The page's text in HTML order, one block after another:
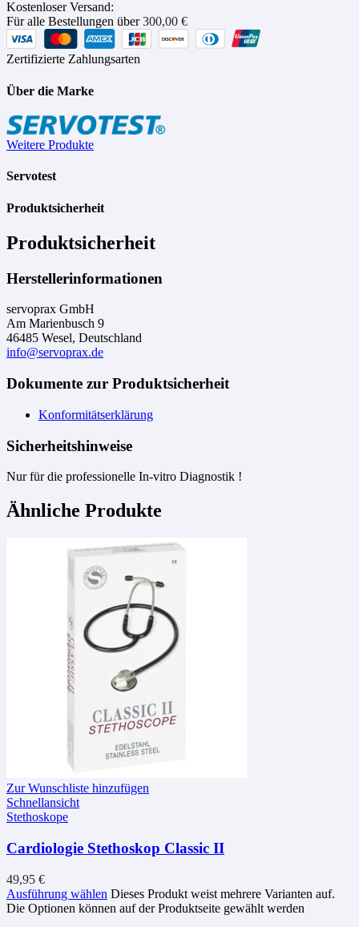
Kostenloser Versand:
Für alle Bestellungen über300,00 €
Zertifizierte Zahlungsarten
Über die Marke
Weitere Produkte
Servotest
Produktsicherheit
Produktsicherheit
Herstellerinformationen
servoprax GmbH
Am Marienbusch 9
46485 Wesel, Deutschland
info@servoprax.de
Dokumente zur Produktsicherheit
Konformitätserklärung
Sicherheitshinweise
Nur für die professionelle In-vitro Diagnostik !
Ähnliche Produkte
Zur Wunschliste hinzufügen
Schnellansicht
Stethoskope
Cardiologie Stethoskop Classic II
49,95 €
Ausführung wählen Dieses Produkt weist mehrere Varianten auf.
Die Optionen können auf der Produktseite gewählt werden